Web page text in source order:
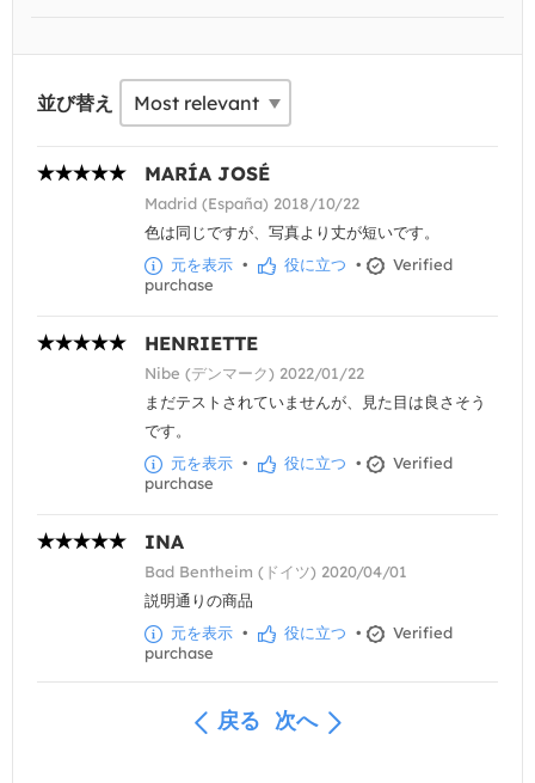
並び替え
MARÍA JOSÉ
Madrid (España) 2018/10/22
色は同じですが、写真より丈が短いです。
元を表示 • 役に立つ •
Verified
purchase
HENRIETTE
Nibe (デンマーク) 2022/01/22
まだテストされていませんが、見た目は良さそう
です。
元を表示 • 役に立つ •
Verified
purchase
INA
Bad Bentheim (ドイツ) 2020/04/01
説明通りの商品
元を表示 • 役に立つ •
Verified
purchase
戻る 次へ